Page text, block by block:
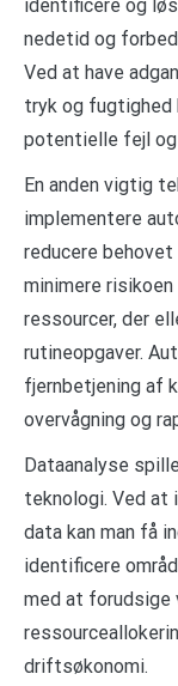
identificere og
nedetid og
Ved at have
tryk og fugtighed
potentielle fejl og
En anden vigtig
implementere
reducere
minimere
ressourcer, der
rutineopgaver.
fjernbetjening af
overvågning og
Dataanalyse
teknologi. Ved at
data kan man få
identificere
med at forudsige
driftsøkonomi.